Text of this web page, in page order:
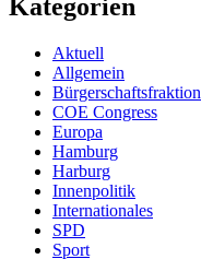
Kategorien
Aktuell
Allgemein
Bürgerschaftsfraktion
COE Congress
Europa
Hamburg
Harburg
Innenpolitik
Internationales
SPD
Sport